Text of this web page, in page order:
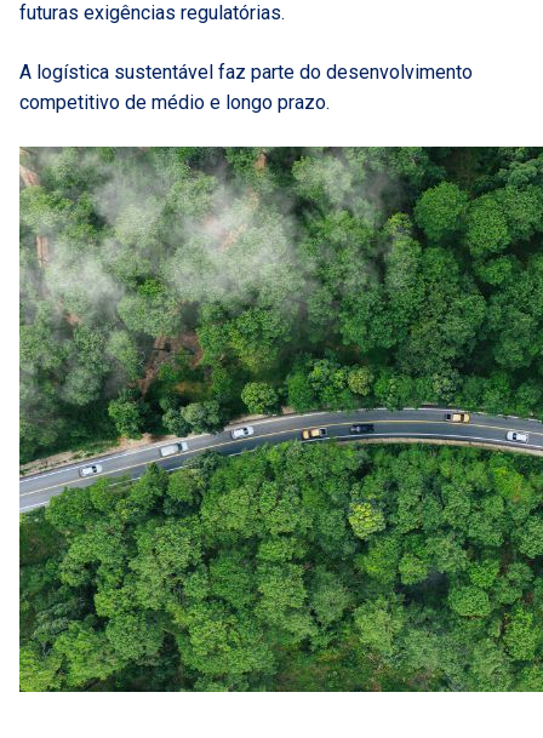
futuras exigências regulatórias.
A logística sustentável faz parte do desenvolvimento
competitivo de médio e longo prazo.